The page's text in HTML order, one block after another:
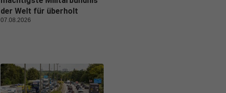
der Welt für überholt
07.08.2026